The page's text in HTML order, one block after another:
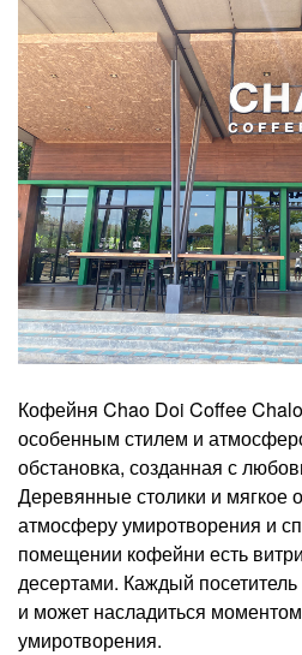
Кофейня Chao Doi Coffee
особенным стилем и
обстановка, созданная с
Деревянные столики и мягкое
атмосферу умиротворения и
помещении кофейни есть
десертами. Каждый посетитель
и может насладиться
умиротворения.